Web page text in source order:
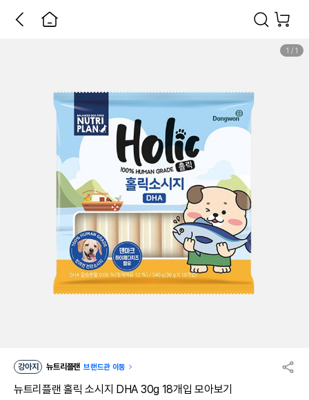
1 / 1
강아지 뉴트리플랜 브랜드관 이동
뉴트리플랜 홀릭 소시지 DHA 30g 18개입 모아보기